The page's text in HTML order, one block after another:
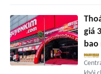
giá
bao